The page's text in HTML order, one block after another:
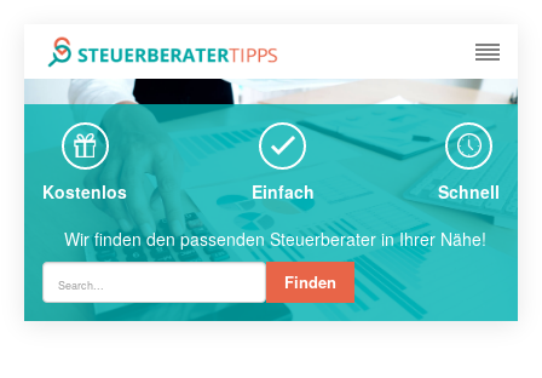
Kostenlos Einfach
Schnell
Wir finden den passenden Steuerberater in Ihrer Nähe!
Finden